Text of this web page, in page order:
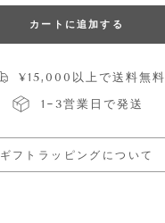
格
カートに追加する
¥15,000以上で送料無料
1~3営業日で発送
ギフトラッピングについて